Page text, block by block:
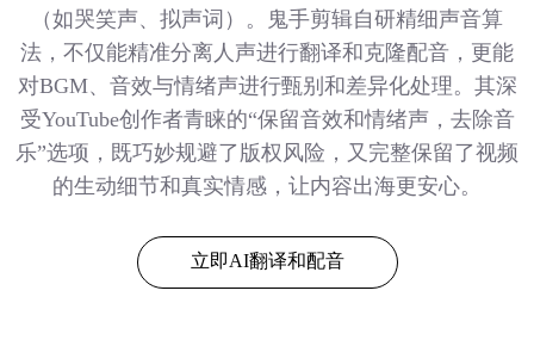
（如哭笑声、拟声词）。鬼手剪辑自研精细声音算
法，不仅能精准分离人声进行翻译和克隆配音，更能
对BGM、音效与情绪声进行甄别和差异化处理。其深
受YouTube创作者青睐的“保留音效和情绪声，去除音
乐”选项，既巧妙规避了版权风险，又完整保留了视频
的生动细节和真实情感，让内容出海更安心。
立即AI翻译和配音